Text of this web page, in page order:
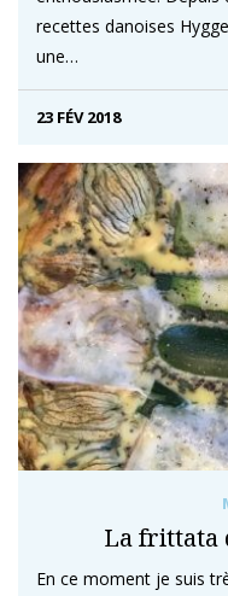
recettes danoises
une…
23 FÉV 2018
La frittata
En ce moment je suis